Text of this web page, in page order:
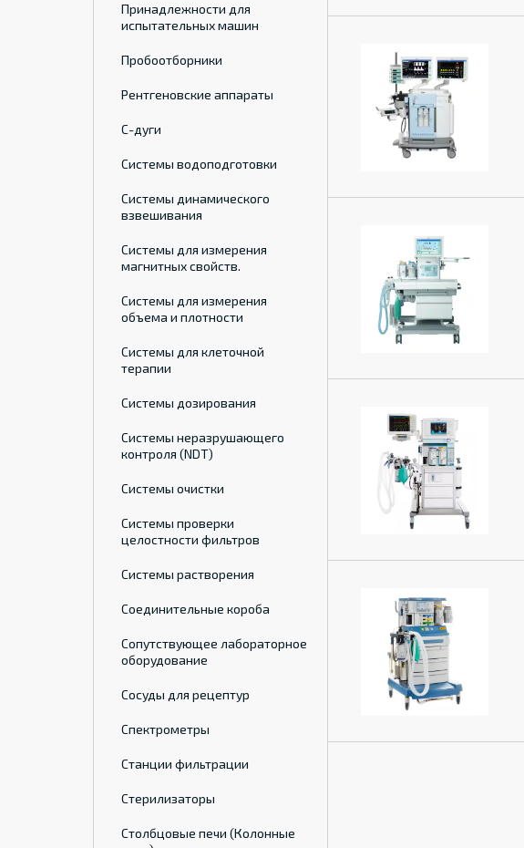
Принадлежности для
испытательных машин
Пробоотборники
Рентгеновские аппараты
С-дуги
Системы водоподготовки
Системы динамического
взвешивания
Системы для измерения
магнитных свойств.
Системы для измерения
объема и плотности
Системы для клеточной
терапии
Системы дозирования
Системы неразрушающего
контроля (NDT)
Системы очистки
Системы проверки
целостности фильтров
Системы растворения
Соединительные короба
Сопутствующее лабораторное
оборудование
Сосуды для рецептур
Спектрометры
Станции фильтрации
Стерилизаторы
Столбцовые печи (Колонные